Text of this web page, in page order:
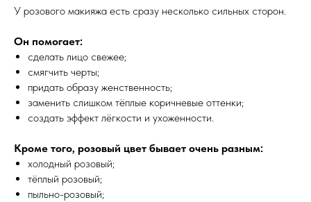
У розового макияжа есть сразу несколько сильных сторон.
Он помогает:
сделать лицо свежее;
смягчить черты;
придать образу женственность;
заменить слишком тёплые коричневые оттенки;
создать эффект лёгкости и ухоженности.
Кроме того, розовый цвет бывает очень разным:
холодный розовый;
тёплый розовый;
пыльно-розовый;